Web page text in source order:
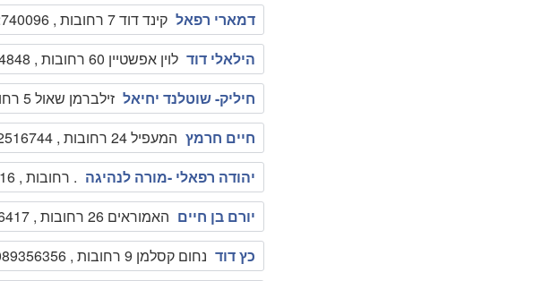
דמארי רפאל קינד דוד 7 רחובות , 0522740096
הילאלי דוד לוין אפשטיין 60 רחובות , 089454848
חיליק- שוטלנד יחיאל זילברמן שאול 5 רחובות , 0522521595
חיים חרמץ המעפיל 24 רחובות , 0522516744
יהודה רפאלי -מורה לנהיגה . רחובות , 0505282816
יורם בן חיים האמוראים 26 רחובות , 0544296417
כץ דוד נחום קסלמן 9 רחובות , 089356356